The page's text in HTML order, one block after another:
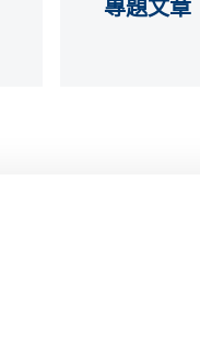
專題文章